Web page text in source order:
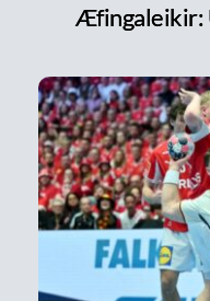
Æfingaleikir: